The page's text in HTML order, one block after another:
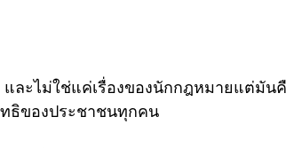
และไม่ใช่แค่เรื่องของนักกฎหมายแต่มัน
ทธิของประชาชนทุกคน